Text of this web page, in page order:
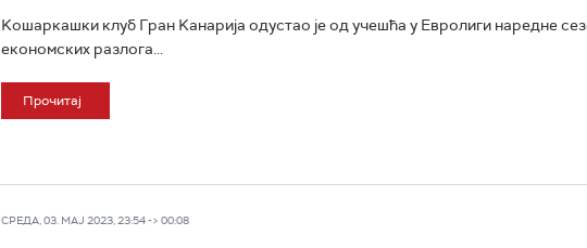
Kошаркашки клуб Гран Kанарија одустао је од учешћа у Евролиги наредне
економских разлога...
Прочитај
СРЕДА, 03. МАЈ 2023, 23:54 -> 00:08